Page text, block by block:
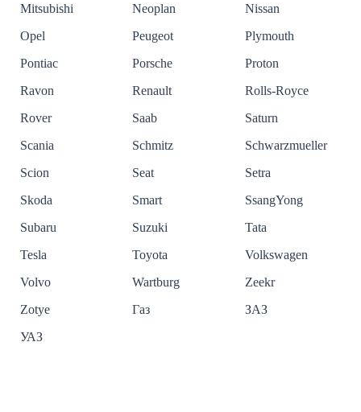
Mitsubishi
Neoplan
Nissan
Opel
Peugeot
Plymouth
Pontiac
Porsche
Proton
Ravon
Renault
Rolls-Royce
Rover
Saab
Saturn
Scania
Schmitz
Schwarzmueller
Scion
Seat
Setra
Skoda
Smart
SsangYong
Subaru
Suzuki
Tata
Tesla
Toyota
Volkswagen
Volvo
Wartburg
Zeekr
Zotye
Газ
ЗАЗ
УАЗ